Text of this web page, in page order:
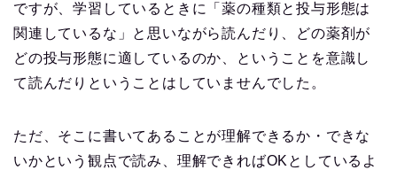
ですが、学習しているときに「薬の種類と投与形態は
関連しているな」と思いながら読んだり、どの薬剤が
どの投与形態に適しているのか、ということを意識し
て読んだりということはしていませんでした。
ただ、そこに書いてあることが理解できるか・できな
いかという観点で読み、理解できればOKとしているよ